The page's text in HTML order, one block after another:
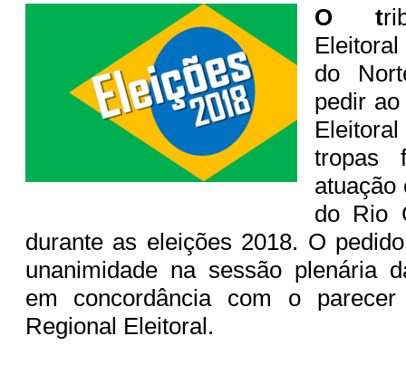
O t
do
pedir
tropas
atuação
do Rio
durante as eleições 2018. O
unanimidade na sessão plenária
em concordância com o parecer
Regional Eleitoral.